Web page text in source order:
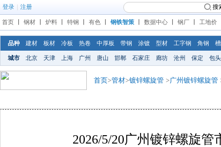
登录 注册 搜
首页 钢材 炉料 特钢 有色 钢铁智策 数据中心 钢厂 工地价
品种 建材 板材 冷板 热卷 中厚板 带钢 涂镀 型材 工字钢 角钢
城市 北京 天津 上海 广州 唐山 邯郸 石家庄 廊坊 沧州 保定 包头
首页>管材>镀锌螺旋管 >广州镀锌螺旋管
2026/5/20广州镀锌螺旋管